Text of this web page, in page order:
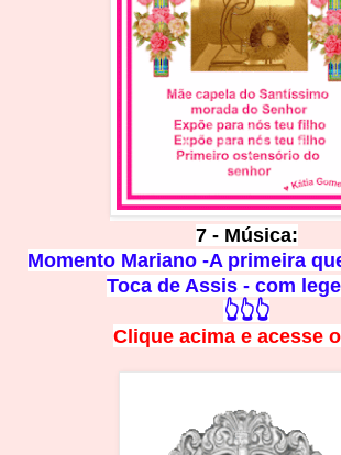
7 - Música:
Momento Mariano -A primeira
Toca de Assis - com
👆👆👆
Clique acima eacesse